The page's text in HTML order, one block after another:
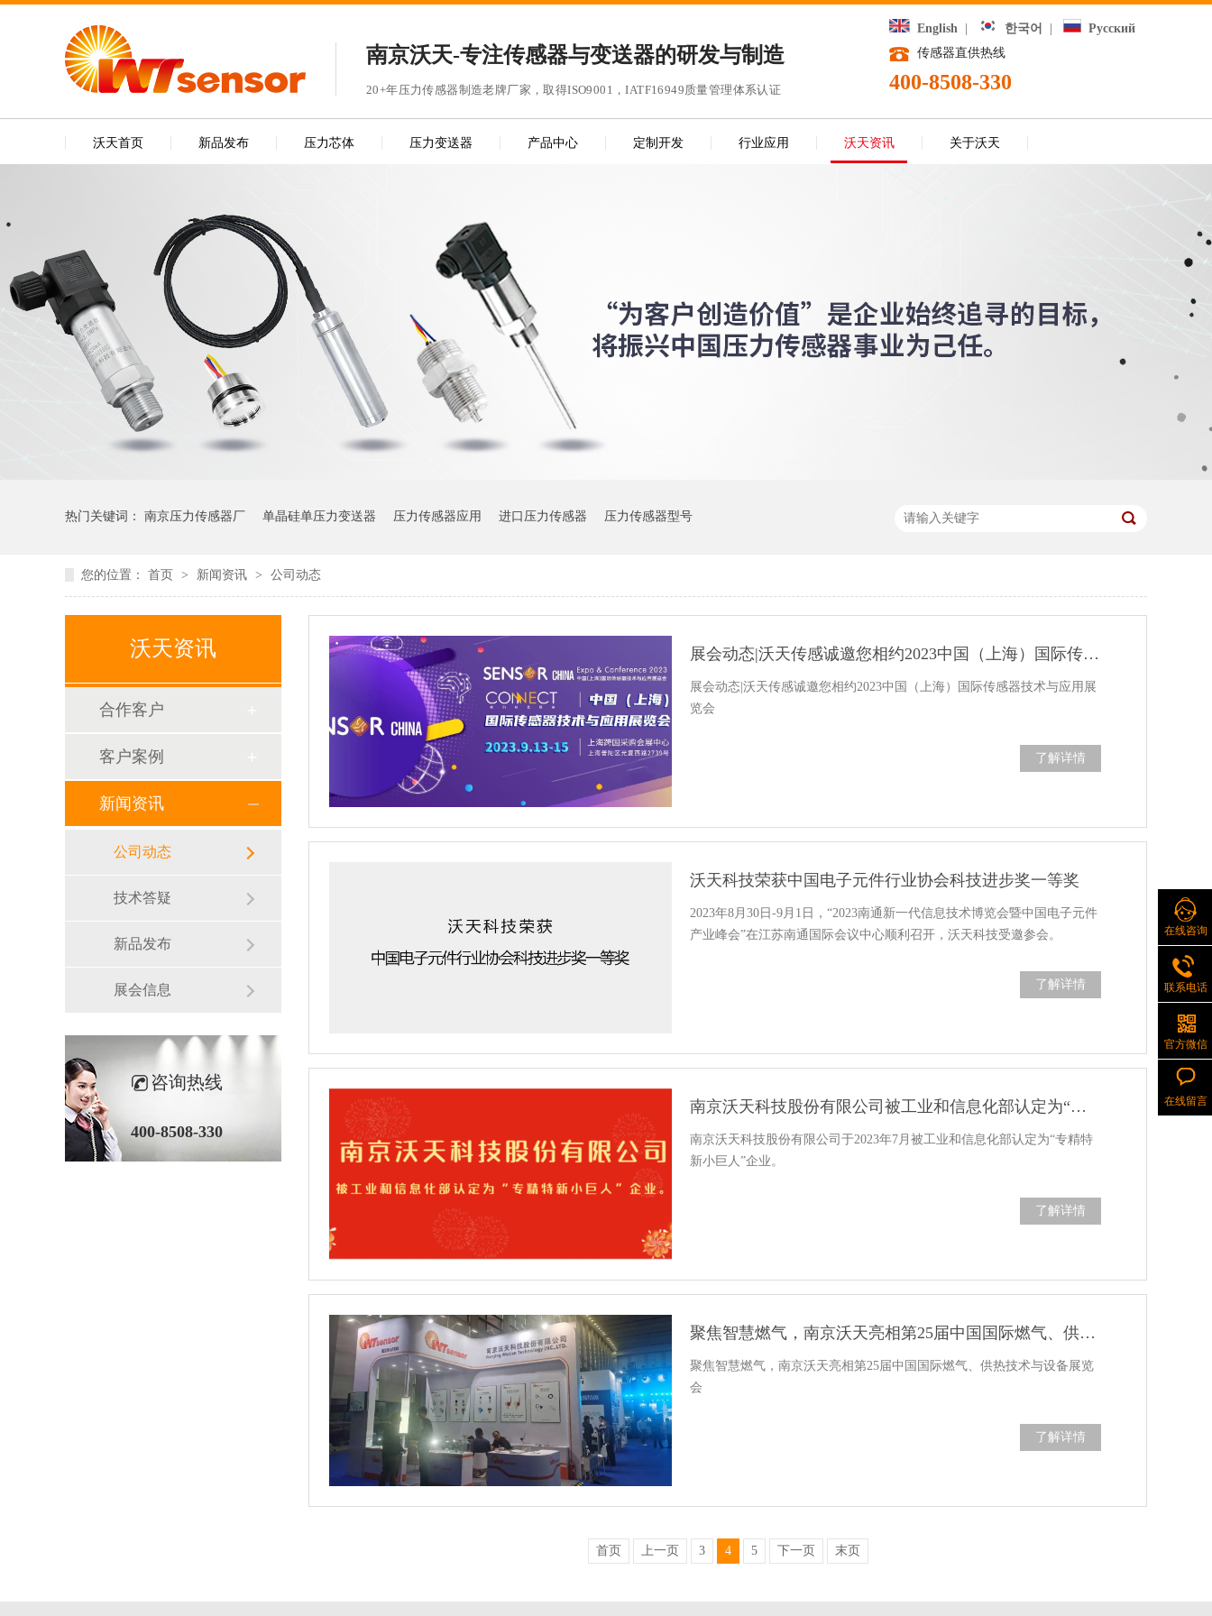
南京沃天-专注传感器与变送器的研发与制造
20+年压力传感器制造老牌厂家，取得ISO9001，IATF16949质量管理体系认证
English| 한국어
Русский
传感器直供热线
400-8508-330
沃天首页 新品发布 压力芯体 压力变送器 产品中心 定制开发 行业应用 沃天资讯 关于沃天
热门关键词： 南京压力传感器厂 单晶硅单压力变送器 压力传感器应用 进口压力传感器 压力传感器型号
您的位置： 首页 > 新闻资讯 > 公司动态
沃天资讯
合作客户
客户案例
新闻资讯
公司动态
技术答疑
新品发布
展会信息
咨询热线
400-8508-330
展会动态|沃天传感诚邀您相约2023中国（上海）国际传感器技术与应用展览会
展会动态|沃天传感诚邀您相约2023中国（上海）国际传感器技术与应用展
览会
了解详情
沃天科技荣获中国电子元件行业协会科技进步奖一等奖
2023年8月30日-9月1日，“2023南通新一代信息技术博览会暨中国电子元件
产业峰会”在江苏南通国际会议中心顺利召开，沃天科技受邀参会。
了解详情
南京沃天科技股份有限公司被工业和信息化部认定为“专精特新小巨人”企业。
南京沃天科技股份有限公司于2023年7月被工业和信息化部认定为“专精特
新小巨人”企业。
了解详情
聚焦智慧燃气，南京沃天亮相第25届中国国际燃气、供热技术与设备展览会
聚焦智慧燃气，南京沃天亮相第25届中国国际燃气、供热技术与设备展览
会
了解详情
首页 上一页 3 4 5 下一页 末页
在线咨询
联系电话
官方微信
在线留言